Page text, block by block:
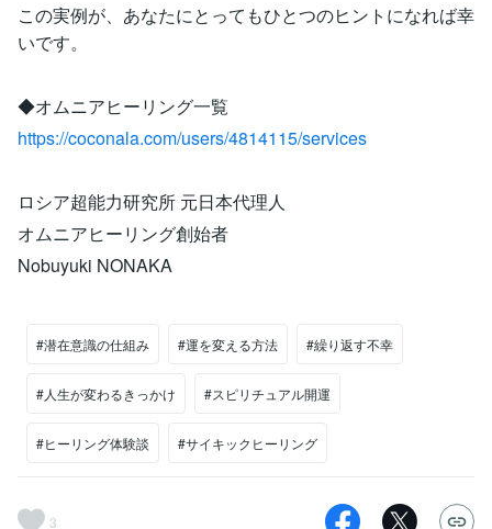
この実例が、あなたにとってもひとつのヒントになれば幸
いです。
◆オムニアヒーリング一覧
https://coconala.com/users/4814115/services
ロシア超能力研究所 元日本代理人
オムニアヒーリング創始者
Nobuyuki NONAKA
#潜在意識の仕組み #運を変える方法 #繰り返す不幸
#人生が変わるきっかけ #スピリチュアル開運
#ヒーリング体験談 #サイキックヒーリング
3